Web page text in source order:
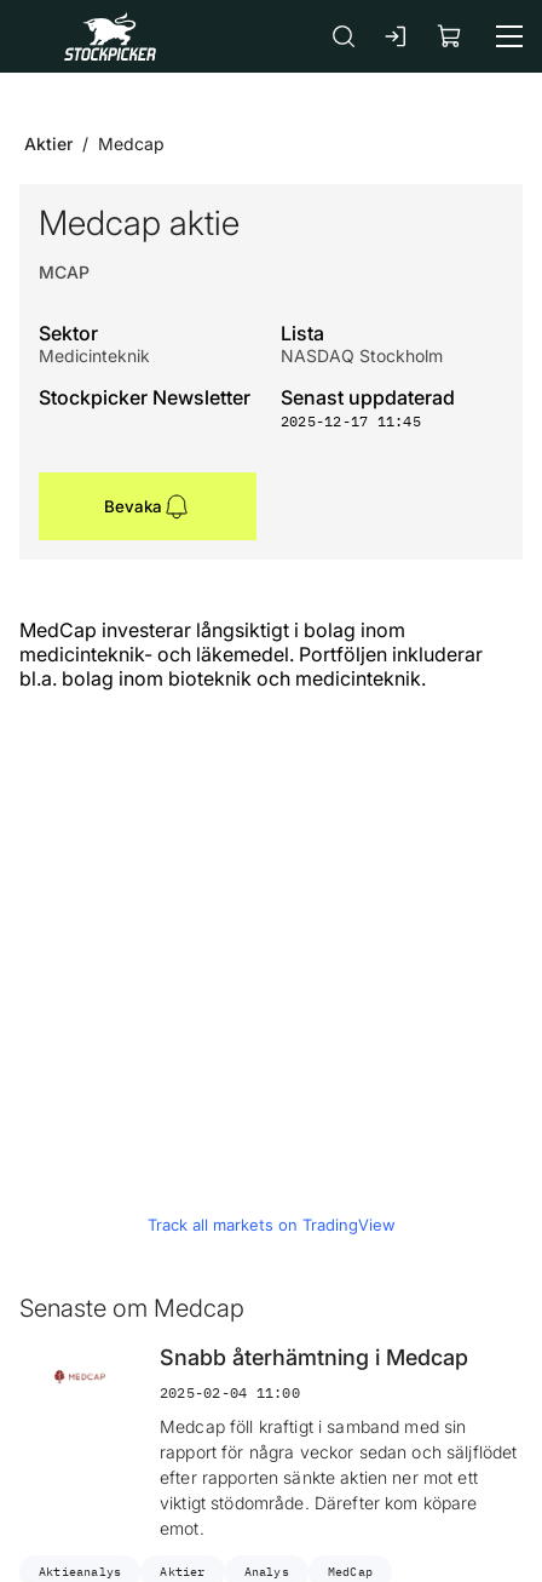
Gå till huvudinnehåll
Aktier Medcap
Medcap aktie
MCAP
Sektor
Medicinteknik
Lista
NASDAQ Stockholm
Stockpicker Newsletter Senast uppdaterad
2025-12-17 11:45
Bevaka
MedCap investerar långsiktigt i bolag inom
medicinteknik- och läkemedel. Portföljen inkluderar
bl.a. bolag inom bioteknik och medicinteknik.
Track all markets on TradingView
Senaste om Medcap
Snabb återhämtning i Medcap
2025-02-04 11:00
Medcap föll kraftigt i samband med sin
rapport för några veckor sedan och säljflödet
efter rapporten sänkte aktien ner mot ett
viktigt stödområde. Därefter kom köpare
emot.
Aktieanalys Aktier Analys MedCap